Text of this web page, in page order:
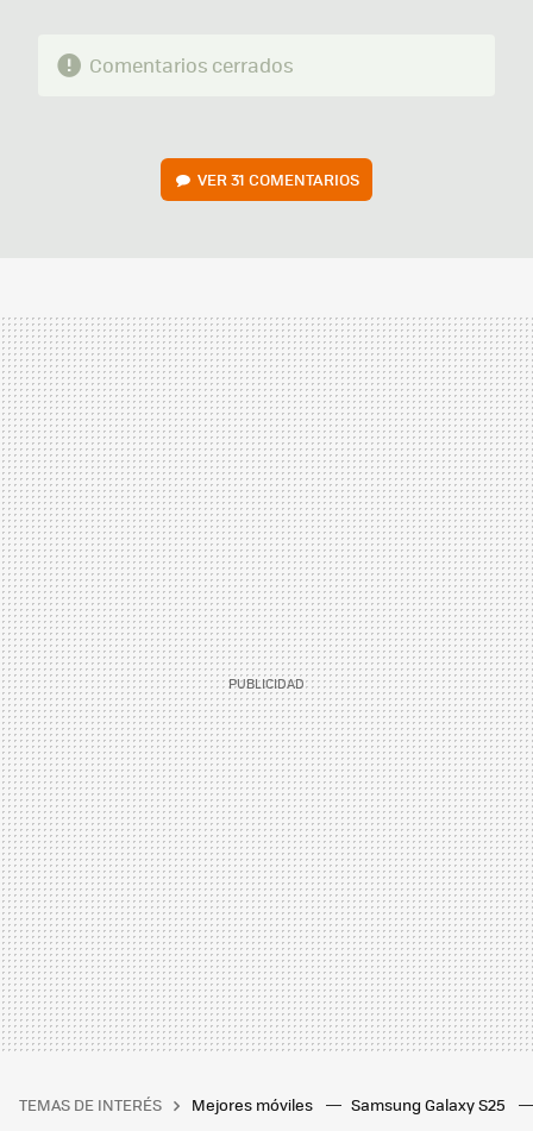
Comentarios cerrados
VER 31 COMENTARIOS
TEMAS DE INTERÉS Mejores móviles Samsung Galaxy S25